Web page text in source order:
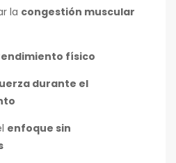
la congestión muscular
físico
durante el
enfoque sin